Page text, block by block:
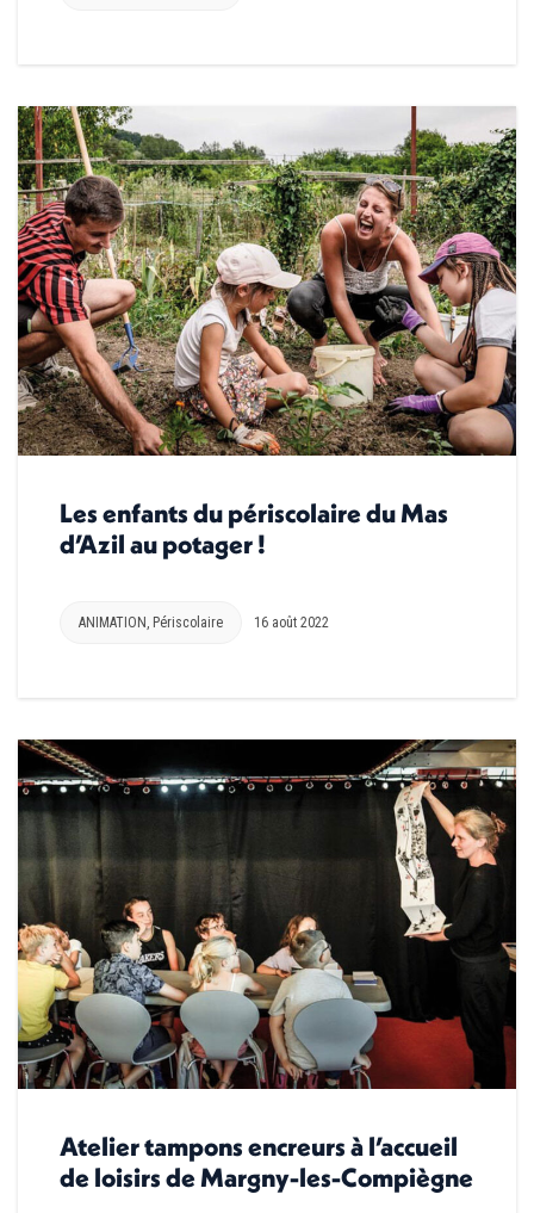
Les enfants du périscolaire du Mas
d’Azil au potager !
ANIMATION , Périscolaire 16 août 2022
Atelier tampons encreurs à l’accueil
de loisirs de Margny-les-Compiègne